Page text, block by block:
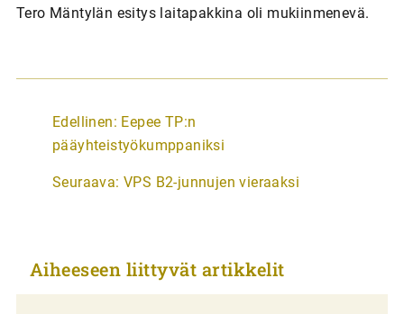
Tero Mäntylän esitys laitapakkina oli mukiinmenevä.
A
r
i
e
Edellinen: Eepee TP:n
pääyhteistyökumppaniksi
Seuraava: VPS B2-junnujen vieraaksi
Aiheeseen liittyvät artikkelit